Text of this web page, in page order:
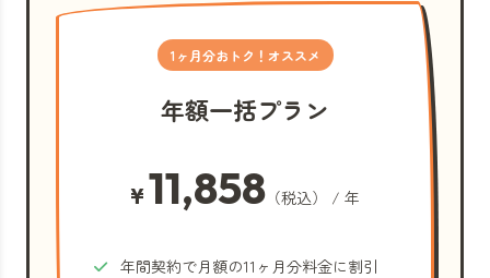
1ヶ月分おトク！オススメ
年額一括プラン
¥11,858 （税込） / 年
年間契約で月額の11ヶ月分料金に割引